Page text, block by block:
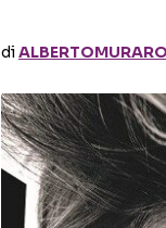
diALBERTOMURARO